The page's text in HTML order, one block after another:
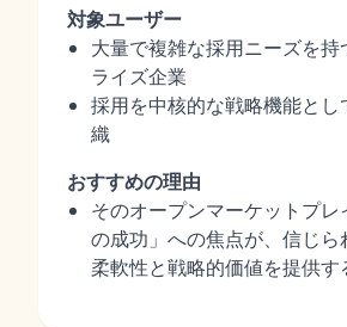
対象ユーザー
大量で複雑な採用ニーズを
ライズ企業
採用を中核的な戦略機能とし
織
おすすめの理由
そのオープンマーケットプレ
の成功」への焦点が、信じら
柔軟性と戦略的価値を提供す